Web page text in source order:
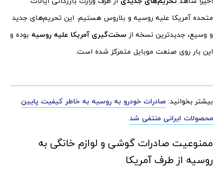
متحده آمریکا علیه روسیه و بلاروس هستیم. این تحریم‌های جدید
و وسیع، جدیدترین نسخه از سخت‌گیری آمریکا علیه روسیه بوده و
این بار روی صنعت موبایل متمرکز شده است.
بیشتر بخوانید: صادرات خودرو به روسیه به خاطر کیفیت پایین
محصولات ایرانی منتفی شد
ممنوعیت صادرات گوشی و لوازم خانگی به
روسیه از طرف آمریکا